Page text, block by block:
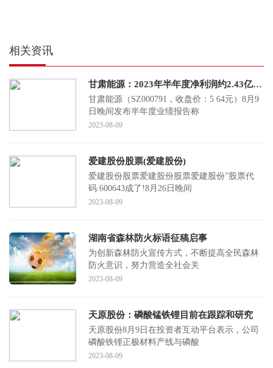
相关资讯
甘肃能源：2023年半年度净利润约2.43亿元，同比增加66.18%
甘肃能源（SZ000791，收盘价：5 64元）8月9
日晚间发布半年度业绩报告称
2023-08-09
爱建股份股票(爱建股份)
爱建股份股票爱建股份股票爱建股份”股票代
码:600643成了!8月26日晚间
2023-08-09
湖南省森林防火标语征稿启事
为创新森林防火宣传方式，不断提高全民森林
防火意识，努力营造全社会关
2023-08-09
天原股份：磷酸锰铁锂目前在跟踪和研究
天原股份8月9日在投资者互动平台表示，公司
磷酸铁锂正极材料产线与磷酸
2023-08-09